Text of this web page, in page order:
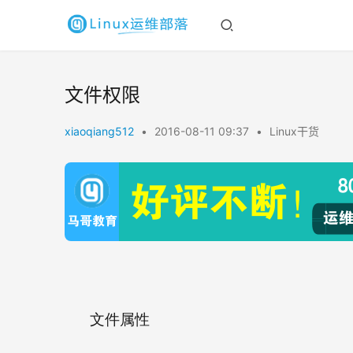
文件权限
xiaoqiang512 • 2016-08-11 09:37 • Linux干货
文件属性